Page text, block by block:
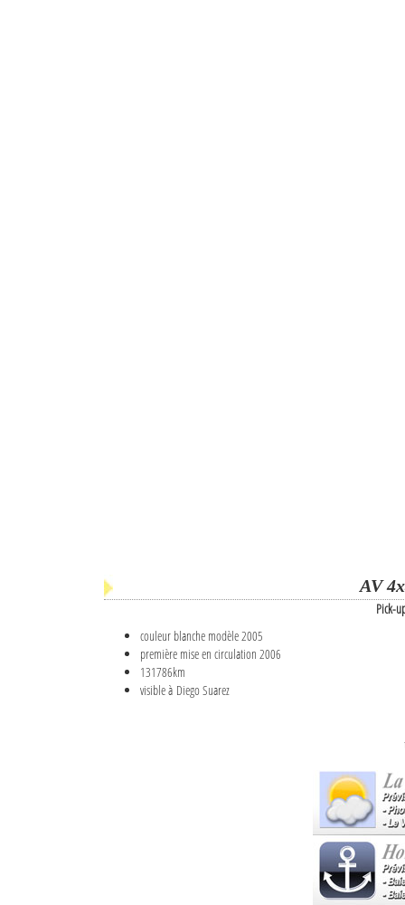
AV
Pick-
couleur blanche modèle 2005
première mise en circulation 2006
131786km
visible à Diego Suarez